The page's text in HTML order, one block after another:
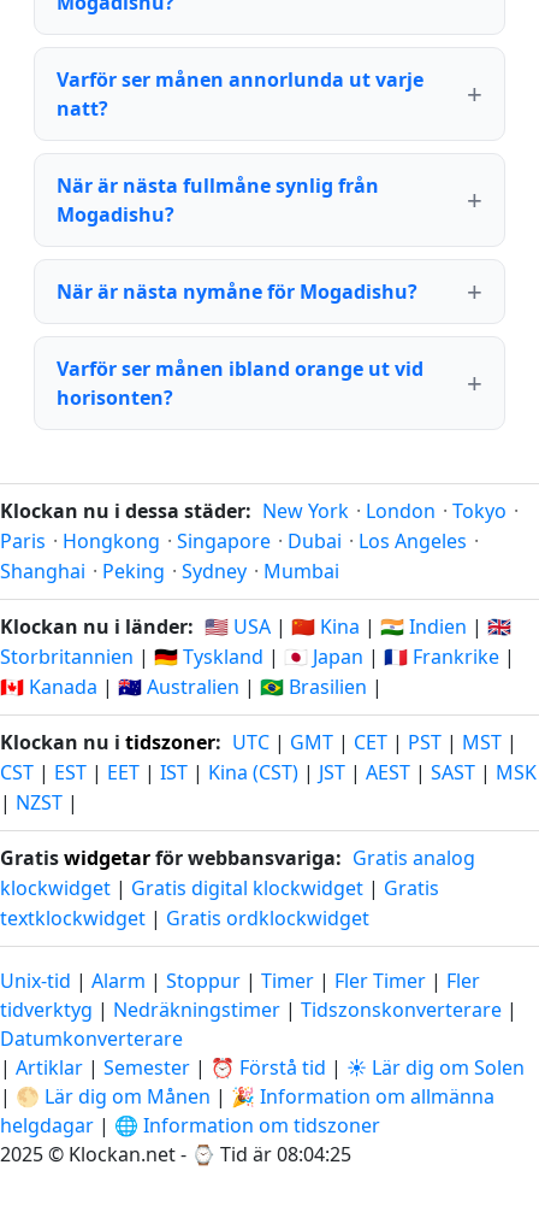
Varför ser månen annorlunda ut varje
natt?
När är nästa fullmåne synlig från
Mogadishu?
När är nästa nymåne för Mogadishu?
Varför ser månen ibland orange ut vid
horisonten?
Klockan nu i dessa städer: New York · London · Tokyo ·
Paris · Hongkong · Singapore · Dubai · Los Angeles ·
Shanghai · Peking · Sydney · Mumbai
Klockan nu i länder: 🇺🇸 USA | 🇨🇳 Kina | 🇮🇳 Indien | 🇬🇧
Storbritannien | 🇩🇪 Tyskland | 🇯🇵 Japan | 🇫🇷 Frankrike |
🇨🇦 Kanada | 🇦🇺 Australien | 🇧🇷 Brasilien |
Klockan nu i tidszoner: UTC | GMT | CET | PST | MST |
CST | EST | EET | IST | Kina (CST) | JST | AEST | SAST | MSK
| NZST |
Gratiswidgetarför webbansvariga: Gratis analog
klockwidget | Gratis digital klockwidget | Gratis
textklockwidget | Gratis ordklockwidget
Unix-tid | Alarm | Stoppur | Timer | Fler Timer | Fler
tidverktyg | Nedräkningstimer | Tidszonskonverterare |
Datumkonverterare
| Artiklar | Semester | ⏰ Förstå tid | ☀️ Lär dig om Solen
| 🌕 Lär dig om Månen | 🎉 Information om allmänna
helgdagar | 🌐 Information om tidszoner
2025 © Klockan.net - ⌚ Tid är 08:04:26